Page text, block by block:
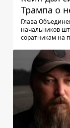
Трампа о
Ираном –
Глава
начальников
соратникам на